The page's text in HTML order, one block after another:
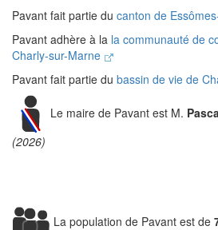
Pavant fait partie du canton de
Pavant adhère à la la communauté de
Charly-sur-Marne
Pavant fait partie du bassin de vie de
Le maire de Pavant est M.
(2026)
La population de Pavant est de